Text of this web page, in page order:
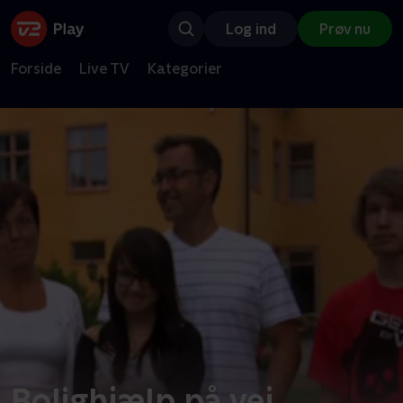
Log ind Prøv nu
Forside Live TV Kategorier